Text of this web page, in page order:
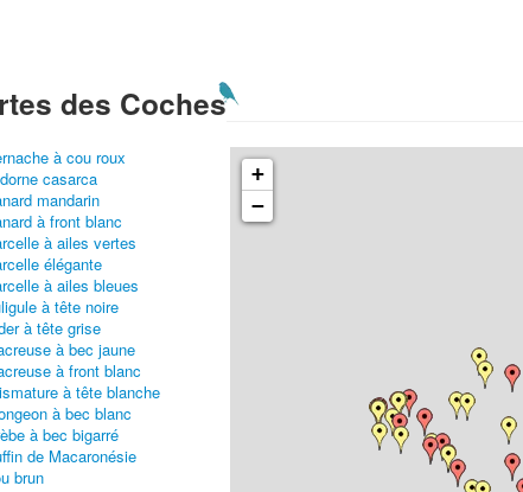
des Coches
à cou roux
casarca
mandarin
à front blanc
à ailes vertes
élégante
à ailes bleues
à tête noire
à tête grise
à bec jaune
à front blanc
à tête blanche
à bec blanc
à bec bigarré
de Macaronésie
brun
+
−